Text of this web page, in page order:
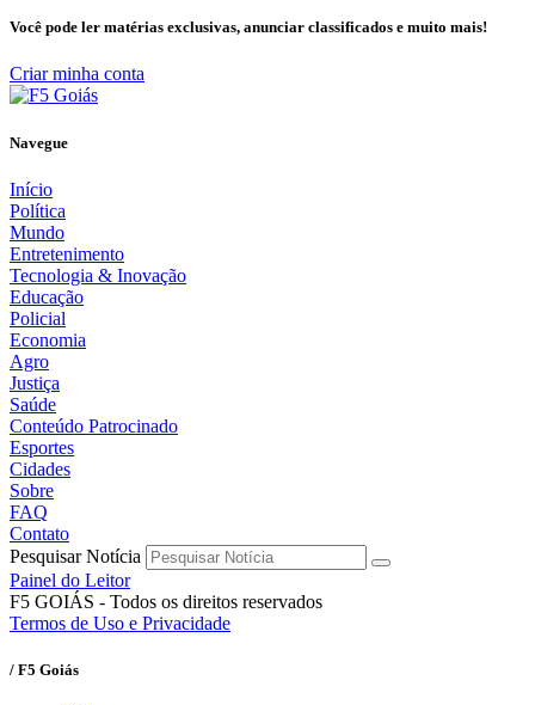
Você pode ler matérias exclusivas, anunciar classificados e muito mais!
Criar minha conta
Navegue
Início
Política
Mundo
Entretenimento
Tecnologia & Inovação
Educação
Policial
Economia
Agro
Justiça
Saúde
Conteúdo Patrocinado
Esportes
Cidades
Sobre
FAQ
Contato
Pesquisar Notícia
Painel do Leitor
F5 GOIÁS - Todos os direitos reservados
Termos de Uso e Privacidade
/ F5 Goiás